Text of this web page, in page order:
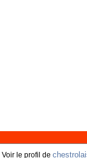
Voir le profil de